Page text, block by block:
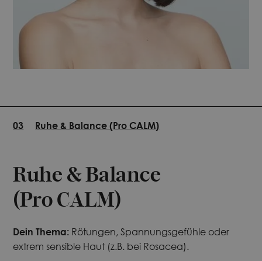
03 Ruhe & Balance (Pro CALM)
Ruhe & Balance
(Pro CALM)
Dein Thema: Rötungen, Spannungsgefühle oder
extrem sensible Haut (z.B. bei Rosacea).